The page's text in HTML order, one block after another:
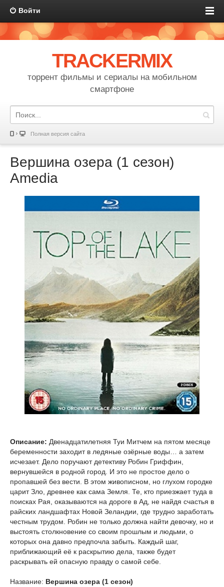
Войти
TRACKERMIX
торрент фильмы и сериалы на мобильном
смартфоне
Полная версия сайта
Вершина озера (1 сезон)
Amedia
Описание: Двенадцатилетняя Туи Митчем на пятом месяце
беременности заходит в ледяные озёрные воды… а затем
исчезает. Дело поручают детективу Робин Гриффин,
вернувшейся в родной город. И это не простое дело о
пропавшей без вести. В этом живописном, но глухом городке
царит Зло, древнее как сама Земля. Те, кто приезжает туда в
поисках Рая, оказываются на дороге в Ад, не найдя счастья в
райских ландшафтах Новой Зеландии, где трудно заработать
честным трудом. Робин не только должна найти девочку, но и
выстоять столкновение со своим прошлым и людьми, о
которых она давно предпочла забыть. Каждый шаг,
приближающий её к раскрытию дела, также будет
раскрывать ей опасную правду о самой себе.
Название: Вершина озера (1 сезон)